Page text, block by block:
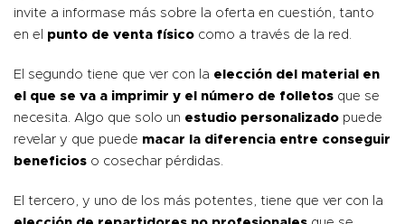
invite a informase más sobre la oferta en cuestión, tanto
en el punto de venta físico como a través de la red.
El segundo tiene que ver con la elección del material en
el que se va a imprimir y el número de folletos que se
necesita. Algo que solo un estudio personalizado puede
revelar y que puede macar la diferencia entre conseguir
beneficios o cosechar pérdidas.
El tercero, y uno de los más potentes, tiene que ver con la